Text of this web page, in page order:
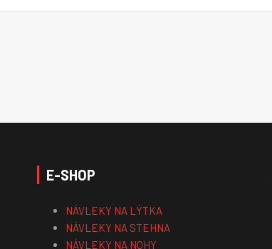
E-SHOP
NÁVLEKY NA LÝTKA
NÁVLEKY NA STEHNA
NÁVLEKY NA NOHY